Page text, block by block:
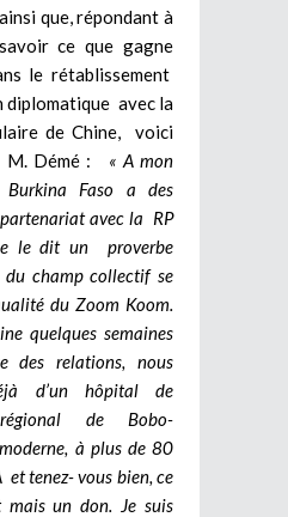
que, répondant à
ce que gagne
le rétablissement
avec la
de Chine, voici
M. Démé : « A mon
Faso a des
avec la RP
le dit un proverbe
du champ collectif se
du Zoom Koom.
quelques semaines
des relations, nous
d’un hôpital de
régional de Bobo-
à plus de 80
et tenez- vous bien, ce
mais un don. Je suis